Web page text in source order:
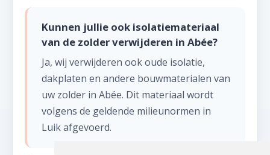
Kunnen jullie ook isolatiemateriaal
van de zolder verwijderen in Abée?
Ja, wij verwijderen ook oude isolatie,
dakplaten en andere bouwmaterialen van
uw zolder in Abée. Dit materiaal wordt
volgens de geldende milieunormen in
Luik afgevoerd.